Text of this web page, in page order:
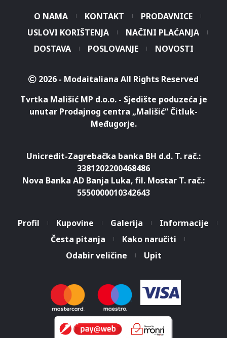
O NAMA KONTAKT
PRODAVNICE
USLOVI KORIŠTENJA
NAČINI PLAĆANJA
DOSTAVA
POSLOVANJE NOVOSTI
2026 - Modaitaliana All Rights Reserved
Tvrtka Mališić MP d.o.o. - Sjedište poduzeća je
unutar Prodajnog centra „Mališić“ Čitluk-
Međugorje.
Unicredit-Zagrebačka banka BH d.d. T. rač.:
3381202200468486
Nova Banka AD Banja Luka, fil. Mostar T. rač.:
5550000010342643
Profil Kupovine Galerija
Informacije
Česta pitanja
Kako naručiti
Odabir veličine
Upit